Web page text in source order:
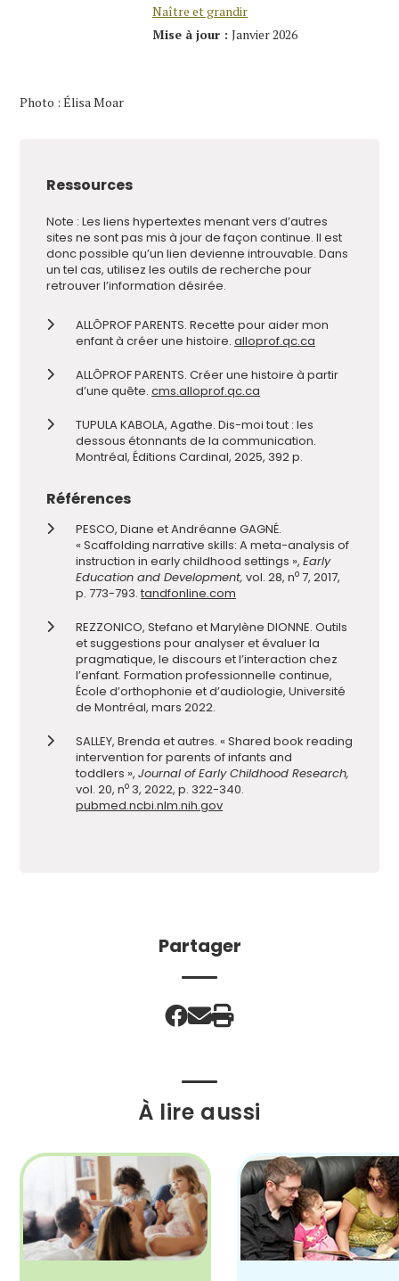
Naître et grandir
Mise à jour : Janvier 2026
Photo : Élisa Moar
Ressources
Note : Les liens hypertextes menant vers d’autres
sites ne sont pas mis à jour de façon continue. Il est
donc possible qu’un lien devienne introuvable. Dans
un tel cas, utilisez les outils de recherche pour
retrouver l’information désirée.
ALLÔPROF PARENTS. Recette pour aider mon
enfant à créer une histoire. alloprof.qc.ca
ALLÔPROF PARENTS. Créer une histoire à partir
d’une quête. cms.alloprof.qc.ca
TUPULA KABOLA, Agathe. Dis-moi tout : les
dessous étonnants de la communication.
Montréal, Éditions Cardinal, 2025, 392 p.
Références
PESCO, Diane et Andréanne GAGNÉ.
« Scaffolding narrative skills: A meta-analysis of
instruction in early childhood settings », Early
Education and Development, vol. 28, no 7, 2017,
p. 773-793. tandfonline.com
REZZONICO, Stefano et Marylène DIONNE. Outils
et suggestions pour analyser et évaluer la
pragmatique, le discours et l’interaction chez
l’enfant. Formation professionnelle continue,
École d’orthophonie et d’audiologie, Université
de Montréal, mars 2022.
SALLEY, Brenda et autres. « Shared book reading
intervention for parents of infants and
toddlers », Journal of Early Childhood Research,
vol. 20, no 3, 2022, p. 322-340.
pubmed.ncbi.nlm.nih.gov
Partager
À lire aussi